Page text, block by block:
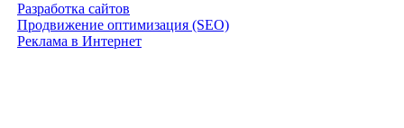
Разработка сайтов
Продвижение оптимизация (SEO)
Реклама в Интернет